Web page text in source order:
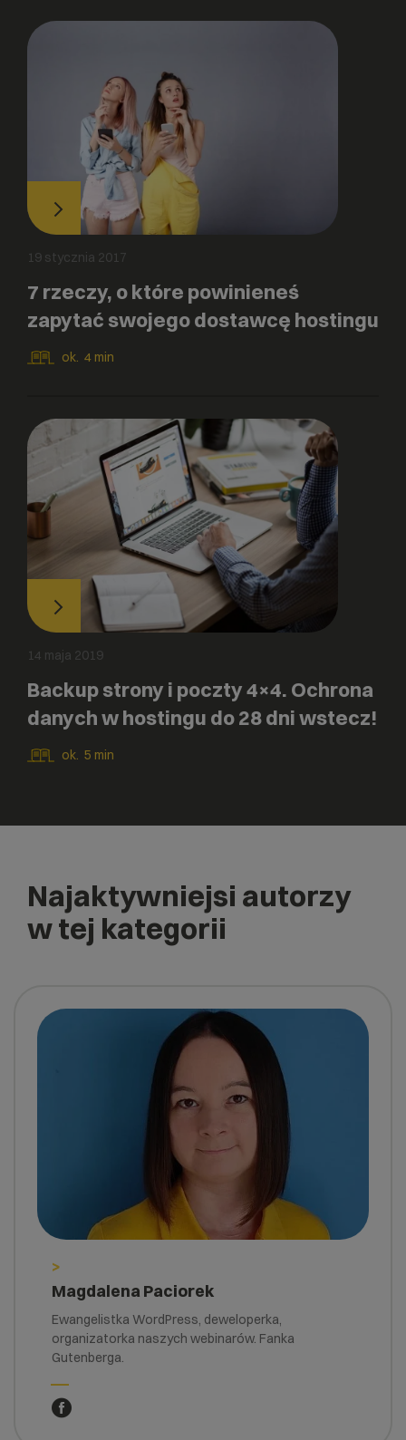
19 stycznia 2017
7 rzeczy, o które powinieneś
zapytać swojego dostawcę hostingu
ok. 4 min
14 maja 2019
Backup strony i poczty 4×4. Ochrona
danych w hostingu do 28 dni wstecz!
ok. 5 min
Najaktywniejsi autorzy
w tej kategorii
>
Magdalena Paciorek
Ewangelistka WordPress, deweloperka,
organizatorka naszych webinarów. Fanka
Gutenberga.